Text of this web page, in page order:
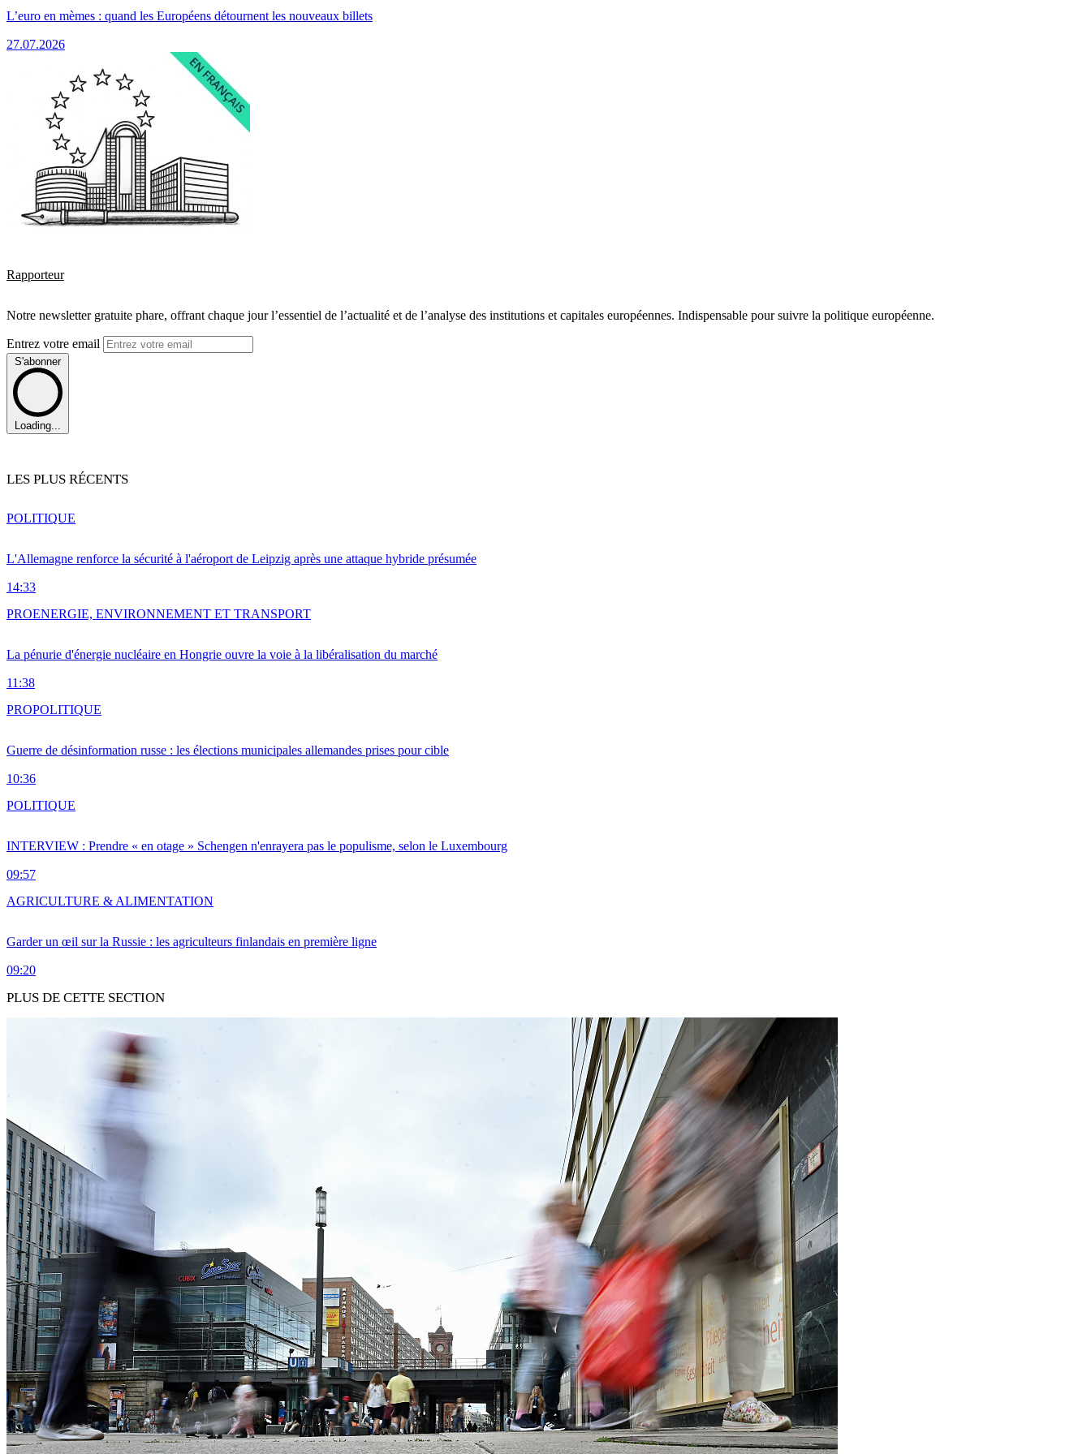
L’euro en mèmes : quand les Européens détournent les nouveaux billets
27.07.2026
Rapporteur
Notre newsletter gratuite phare, offrant chaque jour l’essentiel de l’actualité et de l’analyse des institutions et capitales européennes. Indispensable pour suivre la politique européenne.
Entrez votre email
S'abonner
Loading...
LES PLUS RÉCENTS
L'Allemagne renforce la sécurité à l'aéroport de Leipzig après une attaque hybride présumée
14:33
POLITIQUE
La pénurie d'énergie nucléaire en Hongrie ouvre la voie à la libéralisation du marché
11:38
PROENERGIE, ENVIRONNEMENT ET TRANSPORT
Guerre de désinformation russe : les élections municipales allemandes prises pour cible
10:36
PROPOLITIQUE
INTERVIEW : Prendre « en otage » Schengen n'enrayera pas le populisme, selon le Luxembourg
09:57
POLITIQUE
Garder un œil sur la Russie : les agriculteurs finlandais en première ligne
09:20
AGRICULTURE & ALIMENTATION
PLUS DE CETTE SECTION